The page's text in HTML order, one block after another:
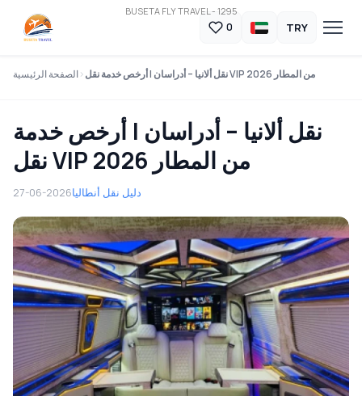
BUSETA FLY TRAVEL - 1295
0 TRY
الصفحة الرئيسية نقل ألانيا – أدراسان | أرخص خدمة نقل VIP من المطار 2026
نقل ألانيا – أدراسان | أرخص خدمة
نقل VIP من المطار 2026
27-06-2026دليل نقل أنطاليا